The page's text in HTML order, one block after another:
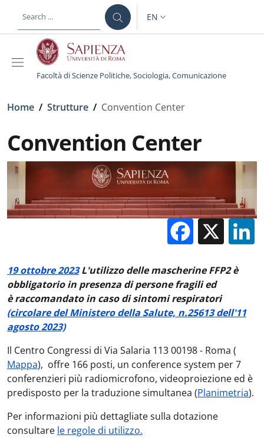
LANGUAGE SWITCHER:
EN
Facoltà di Scienze Politiche, Sociologia, Comunicazione
Breadcrumb
Home / Strutture / Convention Center
Convention Center
X
19 ottobre 2023L'utilizzo delle mascherine FFP2 è
obbligatorio in presenza di persone fragili ed
è raccomandato in caso di sintomi respiratori
(circolare del Ministero della Salute, n.25613 dell'11
agosto 2023)
Il Centro Congressi di Via Salaria 113 00198 - Roma (
Mappa), offre 166 posti, un conference system per 7
conferenzieri più radiomicrofono, videoproiezione ed è
predisposto per la traduzione simultanea (Planimetria).
Per informazioni più dettagliate sulla dotazione
consultare le regole di utilizzo.